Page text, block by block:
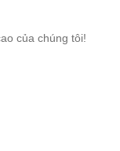
của chúng tôi!